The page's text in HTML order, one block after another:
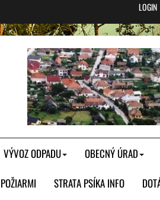
LOGIN
VÝVOZ ODPADU OBECNÝ ÚRAD
STRATA PSÍKA INFO